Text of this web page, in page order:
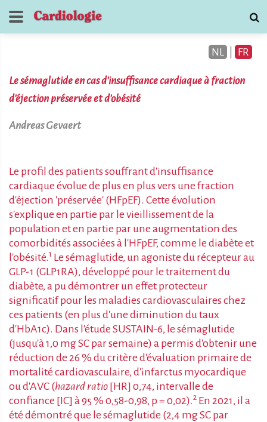
NL FR
Le sémaglutide en cas d'insuffisance cardiaque à fraction
d'éjection préservée et d'obésité
Andreas Gevaert
Le profil des patients souffrant d'insuffisance
cardiaque évolue de plus en plus vers une fraction
d'éjection 'préservée' (HFpEF). Cette évolution
s'explique en partie par le vieillissement de la
population et en partie par une augmentation des
comorbidités associées à l'HFpEF, comme le diabète et
l'obésité.1 Le sémaglutide, un agoniste du récepteur au
GLP-1 (GLP1RA), développé pour le traitement du
diabète, a pu démontrer un effet protecteur
significatif pour les maladies cardiovasculaires chez
ces patients (en plus d'une diminution du taux
d'HbA1c). Dans l'étude SUSTAIN-6, le sémaglutide
(jusqu'à 1,0 mg SC par semaine) a permis d'obtenir une
réduction de 26 % du critère d'évaluation primaire de
mortalité cardiovasculaire, d'infarctus myocardique
ou d'AVC (hazard ratio [HR] 0,74, intervalle de
confiance [IC] à 95 % 0,58-0,98, p = 0,02).2 En 2021, il a
été démontré que le sémaglutide (2,4 mg SC par
contactez